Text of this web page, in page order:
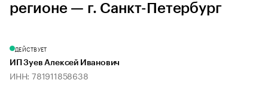
регионе — г. Санкт-Петербург
ДЕЙСТВУЕТ
ИП Зуев Алексей Иванович
ИНН: 781911858638